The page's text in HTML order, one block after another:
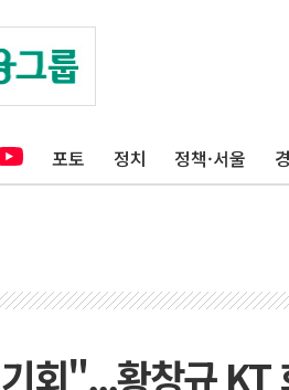
포토 정치 정책·서울
회"...황창규 KT